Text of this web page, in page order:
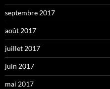
septembre 2017
août 2017
juillet 2017
juin 2017
mai 2017